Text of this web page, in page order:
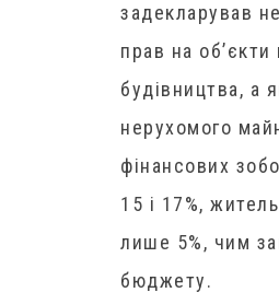
задекларував
прав на
будівництва, а
нерухомого
фінансових
15 і 17%,
лише 5%, чим
бюджету.